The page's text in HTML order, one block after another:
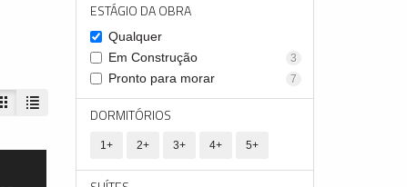
ESTÁGIO DA OBRA
Qualquer
Em Construção
3
Pronto para morar 7
DORMITÓRIOS
1+ 2+ 3+ 4+ 5+